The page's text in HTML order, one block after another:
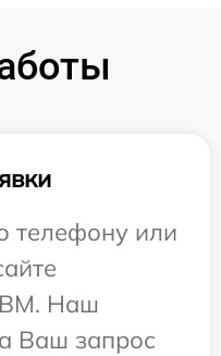
телефону или
Наш
Ваш запрос